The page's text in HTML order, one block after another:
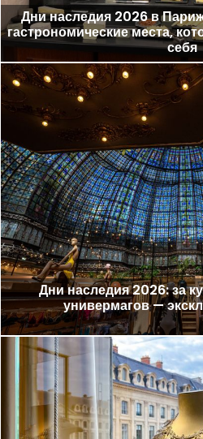
Дни наследия 2026 в
гастрономические места,
себя
Дни наследия 2026: за
универмагов —